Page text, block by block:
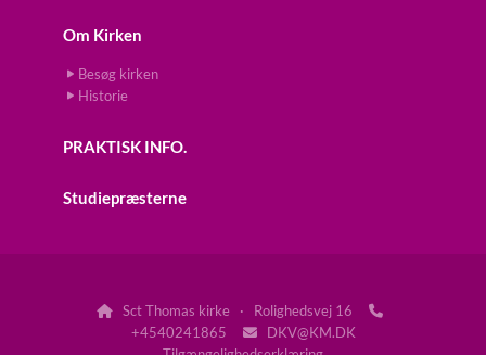
Om Kirken
Besøg kirken
Historie
PRAKTISK INFO.
Studiepræsterne
 Sct Thomas kirke · Rolighedsvej 16 
+4540241865 DKV@KM.DK